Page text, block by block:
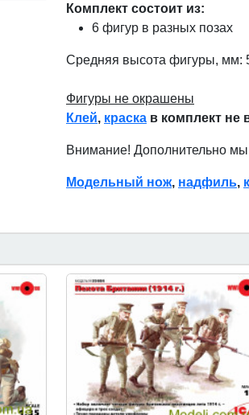
Комплект состоит из:
6 фигур в разных позах
Средняя высота фигуры, мм:
Фигуры не окрашены
Клей, краска в комплект не
Внимание! Дополнительно
Модельный нож, надфиль,